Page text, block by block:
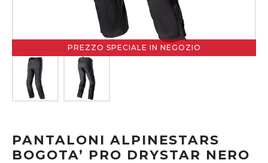
PREZZO SPECIALE IN NEGOZIO
PANTALONI ALPINESTARS
BOGOTA’ PRO DRYSTAR NERO